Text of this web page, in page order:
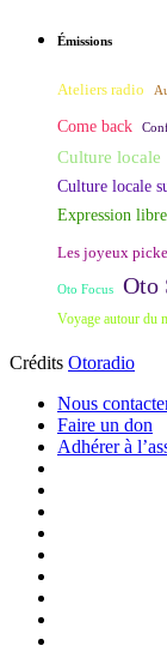
Émissions
Ateliers radio
Come back
Culture locale
Culture locale
Expression libre
Les joyeux
Oto Focus Oto
Voyage autour du
Crédits Otoradio
Nous
Faire un don
Adhérer à